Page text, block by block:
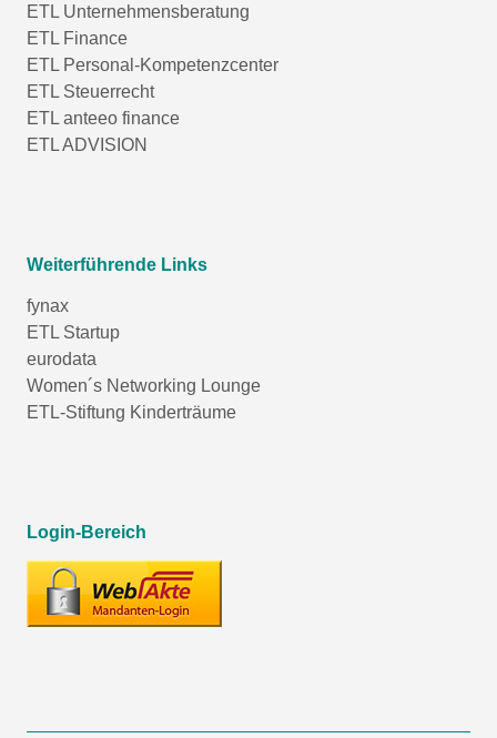
ETL Unternehmensberatung
ETL Finance
ETL Personal-Kompetenzcenter
ETL Steuerrecht
ETL anteeo finance
ETL ADVISION
Weiterführende Links
fynax
ETL Startup
eurodata
Women´s Networking Lounge
ETL-Stiftung Kinderträume
Login-Bereich